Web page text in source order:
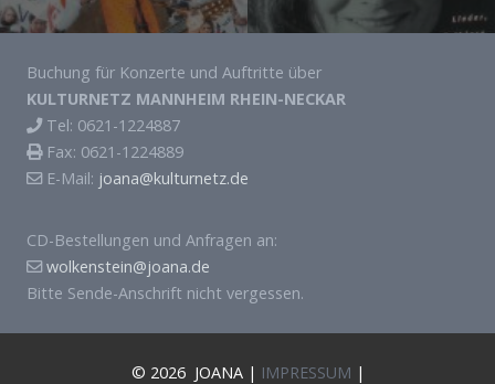
Termine
Biografie
Presse
CD-Bestellung
Buchung für Konzerte und Auftritte über
KULTURNETZ MANNHEIM RHEIN-NECKAR
Tel: 0621-1224887
Fax: 0621-1224889
E-Mail: joana@kulturnetz.de
CD-Bestellungen und Anfragen an:
wolkenstein@joana.de
Bitte Sende-Anschrift nicht vergessen.
© 2026 JOANA | IMPRESSUM |